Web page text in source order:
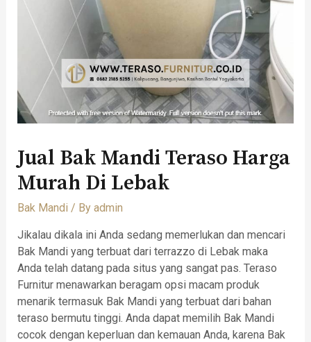
Jual Bak Mandi Teraso Harga
Murah Di Lebak
Bak Mandi / By admin
Jikalau dikala ini Anda sedang memerlukan dan mencari
Bak Mandi yang terbuat dari terrazzo di Lebak maka
Anda telah datang pada situs yang sangat pas. Teraso
Furnitur menawarkan beragam opsi macam produk
menarik termasuk Bak Mandi yang terbuat dari bahan
teraso bermutu tinggi. Anda dapat memilih Bak Mandi
cocok dengan keperluan dan kemauan Anda, karena Bak